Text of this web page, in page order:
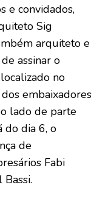
e convidados,
Sig
arquiteto e
assinar o
no
embaixadores
lado de parte
do dia 6, o
de
Fabi